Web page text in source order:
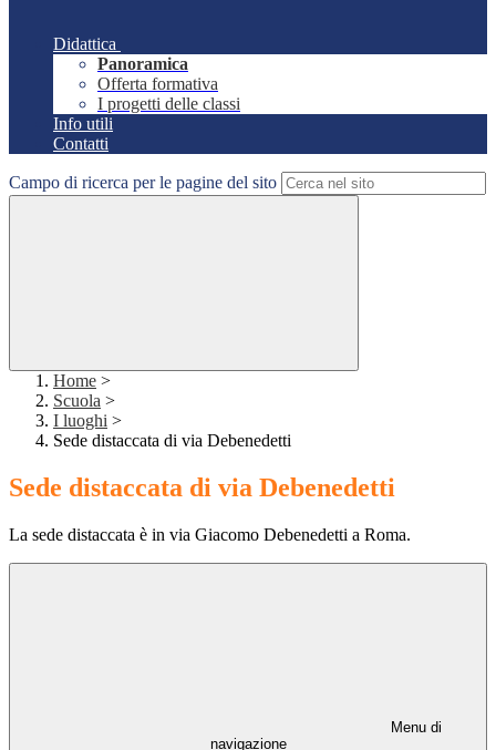
Didattica
Panoramica
Offerta formativa
I progetti delle classi
Info utili
Contatti
Campo di ricerca per le pagine del sito
Home >
Scuola >
I luoghi >
Sede distaccata di via Debenedetti
Sede distaccata di via Debenedetti
La sede distaccata è in via Giacomo Debenedetti a Roma.
Menu di
navigazione